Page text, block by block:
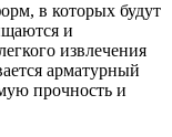
в которых будут
и
извлечения
арматурный
прочность и